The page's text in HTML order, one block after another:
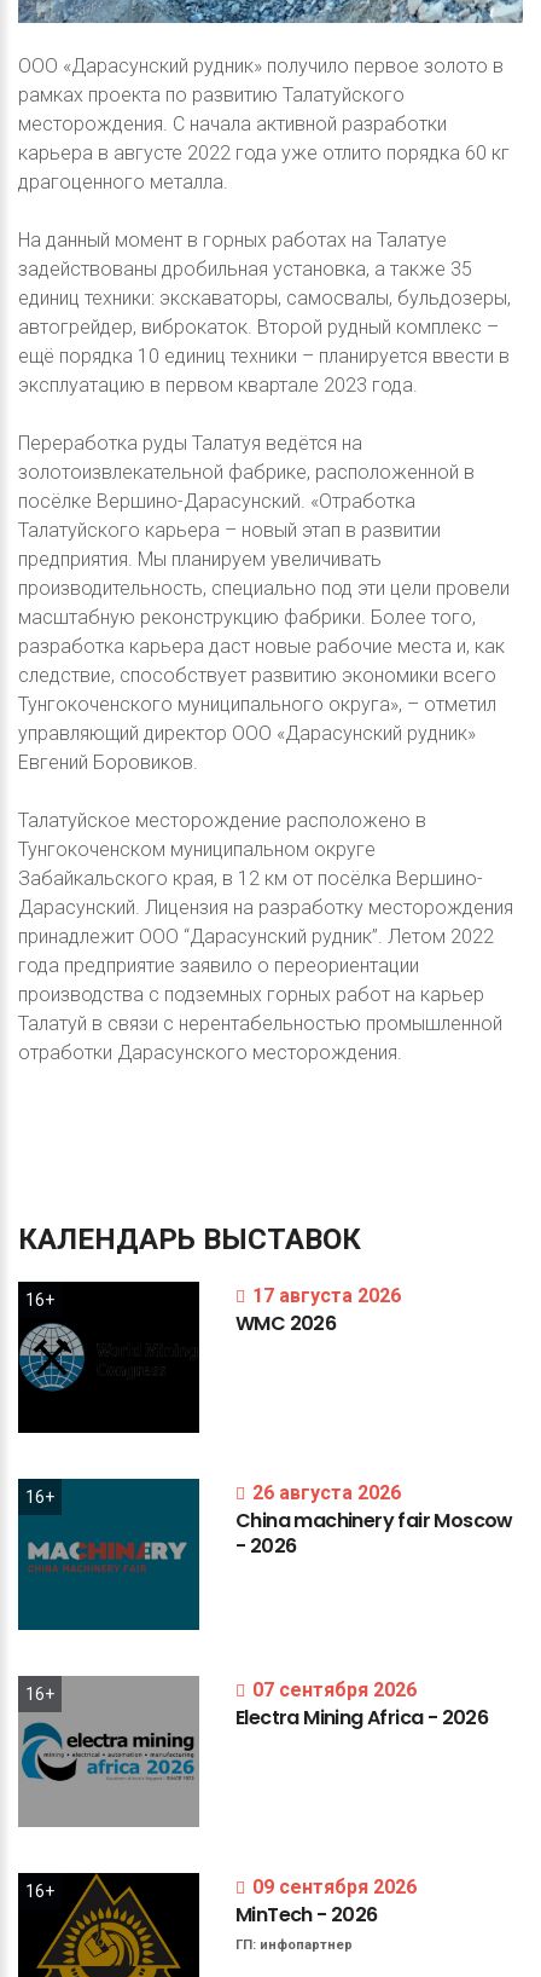
ООО «Дарасунский рудник» получило первое золото в
рамках проекта по развитию Талатуйского
месторождения. С начала активной разработки
карьера в августе 2022 года уже отлито порядка 60 кг
драгоценного металла.
На данный момент в горных работах на Талатуе
задействованы дробильная установка, а также 35
единиц техники: экскаваторы, самосвалы, бульдозеры,
автогрейдер, виброкаток. Второй рудный комплекс –
ещё порядка 10 единиц техники – планируется ввести в
эксплуатацию в первом квартале 2023 года.
Переработка руды Талатуя ведётся на
золотоизвлекательной фабрике, расположенной в
посёлке Вершино-Дарасунский. «Отработка
Талатуйского карьера – новый этап в развитии
предприятия. Мы планируем увеличивать
производительность, специально под эти цели провели
масштабную реконструкцию фабрики. Более того,
разработка карьера даст новые рабочие места и, как
следствие, способствует развитию экономики всего
Тунгокоченского муниципального округа», – отметил
управляющий директор ООО «Дарасунский рудник»
Евгений Боровиков.
Талатуйское месторождение расположено в
Тунгокоченском муниципальном округе
Забайкальского края, в 12 км от посёлка Вершино-
Дарасунский. Лицензия на разработку месторождения
принадлежит ООО “Дарасунский рудник”. Летом 2022
года предприятие заявило о переориентации
производства с подземных горных работ на карьер
Талатуй в связи с нерентабельностью промышленной
отработки Дарасунского месторождения.
КАЛЕНДАРЬ ВЫСТАВОК
16+ 17 августа 2026
WMC 2026
16+ 26 августа 2026
ChinamachineryfairMoscow
- 2026
16+ 07 сентября 2026
ElectraMiningAfrica- 2026
16+ 09 сентября 2026
MinTech- 2026
ГП: инфопартнер